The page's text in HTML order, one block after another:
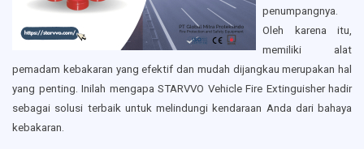
penumpangnya.
Oleh karena itu,
memiliki alat
pemadam kebakaran yang efektif dan mudah dijangkau merupakan hal
yang penting. Inilah mengapa STARVVO Vehicle Fire Extinguisher hadir
sebagai solusi terbaik untuk melindungi kendaraan Anda dari bahaya
kebakaran.